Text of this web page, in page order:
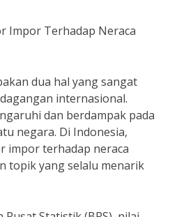
Impor Terhadap Neraca
dua hal yang sangat
internasional.
dan berdampak pada
negara. Di Indonesia,
impor terhadap neraca
topik yang selalu menarik